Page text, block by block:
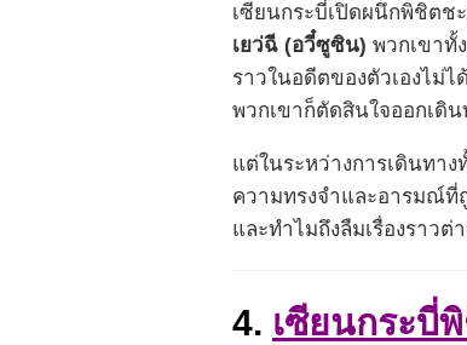
เซียนกระบี่เปิดผนึกพิชิตช
เยว่ฉี (อวี๋ซูซิน) พวกเขาทั้
ราวในอดีตของตัวเองไม่
พวกเขาก็ตัดสินใจออกเดิ
แต่ในระหว่างการเดินทา
ความทรงจำและอารมณ์ที่
และทำไมถึงลืมเรื่องราว
4. เซียนกระบี่